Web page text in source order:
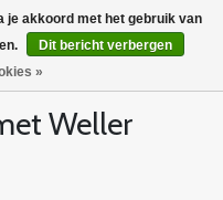
Weller
je akkoord met het gebruik van
Dit bericht verbergen
»